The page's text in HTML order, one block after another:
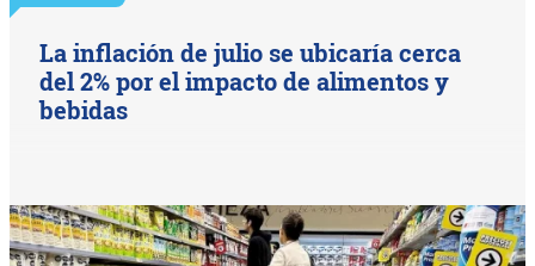
La inflación de julio se ubicaría cerca
del 2% por el impacto de alimentos y
bebidas